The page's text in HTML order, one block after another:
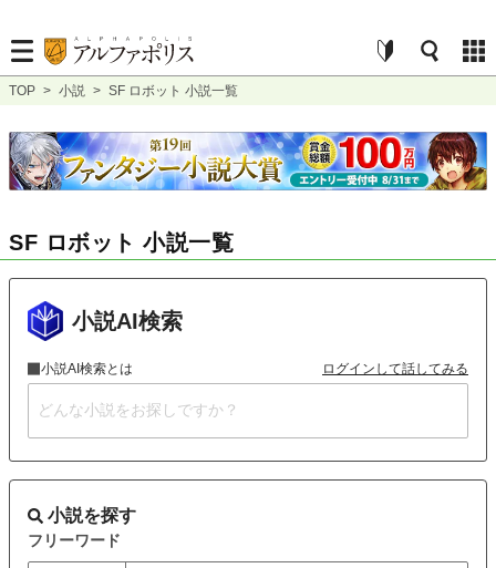
TOP > 小説 > SF ロボット 小説一覧
SF ロボット 小説一覧
小説AI検索
小説AI検索とは ログインして話してみる
小説を探す
フリーワード